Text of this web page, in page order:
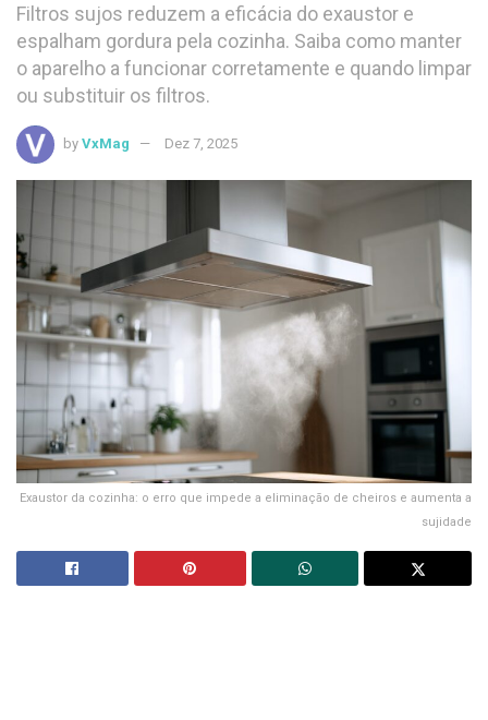
Filtros sujos reduzem a eficácia do exaustor e
espalham gordura pela cozinha. Saiba como manter
o aparelho a funcionar corretamente e quando limpar
ou substituir os filtros.
by VxMag Dez 7, 2025
Exaustor da cozinha: o erro que impede a eliminação de cheiros e aumenta a
sujidade